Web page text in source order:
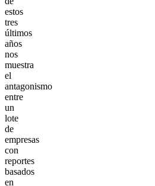
estos
tres
últimos
años
nos
muestra
el
antagonismo
entre
un
lote
de
empresas
con
reportes
basados
en